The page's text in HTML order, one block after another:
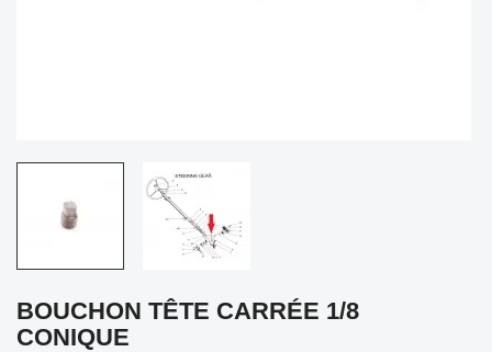
BOUCHON TÊTE CARRÉE 1/8
CONIQUE